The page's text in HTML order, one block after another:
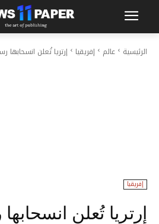
الرئيسية عالم إفريقيا إرتريا تُعلن انسحابها
إفريقيا
إرتريا تُعلن